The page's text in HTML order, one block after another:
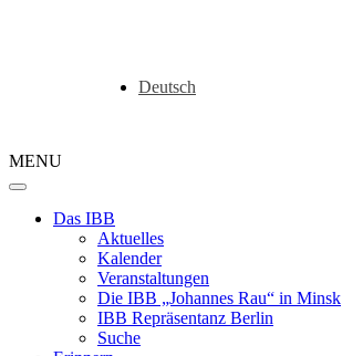
Deutsch
MENU
Das IBB
Aktuelles
Kalender
Veranstaltungen
Die IBB „Johannes Rau“ in Minsk
IBB Repräsentanz Berlin
Suche